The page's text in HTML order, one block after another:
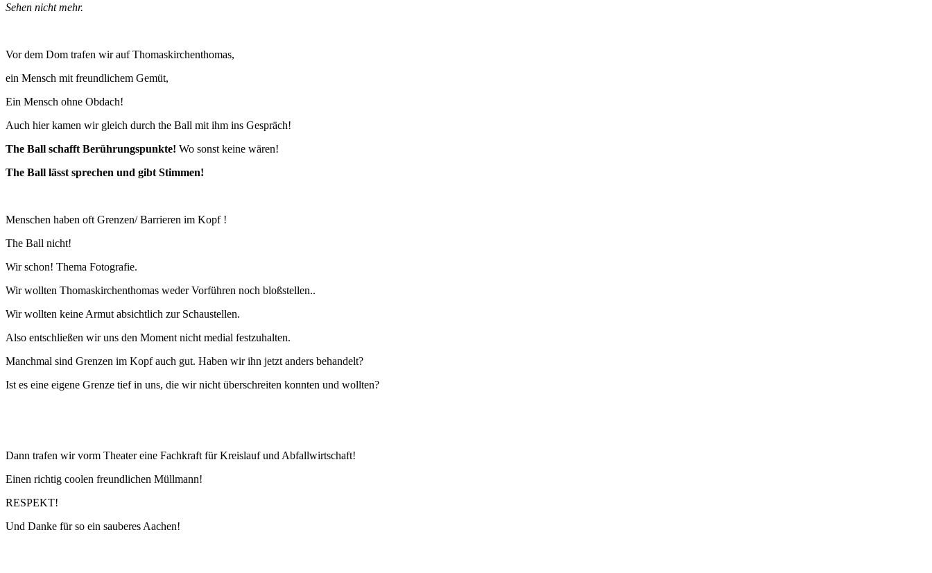
Sehen nicht mehr.
Vor dem Dom trafen wir auf Thomaskirchenthomas,
ein Mensch mit freundlichem Gemüt,
Ein Mensch ohne Obdach!
Auch hier kamen wir gleich durch the Ball mit ihm ins Gespräch!
The Ball schafft Berührungspunkte! Wo sonst keine wären!
The Ball lässt sprechen und gibt Stimmen!
Menschen haben oft Grenzen/ Barrieren im Kopf !
The Ball nicht!
Wir schon! Thema Fotografie.
Wir wollten Thomaskirchenthomas weder Vorführen noch bloßstellen..
Wir wollten keine Armut absichtlich zur Schaustellen.
Also entschließen wir uns den Moment nicht medial festzuhalten.
Manchmal sind Grenzen im Kopf auch gut. Haben wir ihn jetzt anders behandelt?
Ist es eine eigene Grenze tief in uns, die wir nicht überschreiten konnten und wollten?
Dann trafen wir vorm Theater eine Fachkraft für Kreislauf und Abfallwirtschaft!
Einen richtig coolen freundlichen Müllmann!
RESPEKT!
Und Danke für so ein sauberes Aachen!